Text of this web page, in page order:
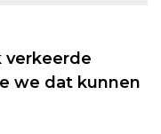
verkeerde
we dat kunnen